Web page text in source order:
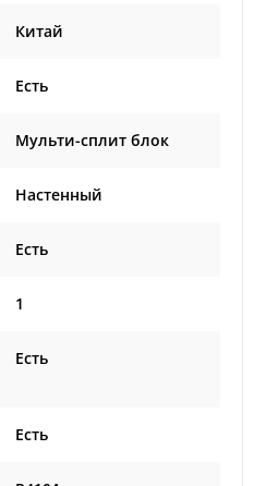
Китай
Есть
Мульти-сплит блок
Настенный
Есть
1
Есть
Есть